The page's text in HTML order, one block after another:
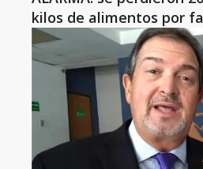
kilos de alimentos por